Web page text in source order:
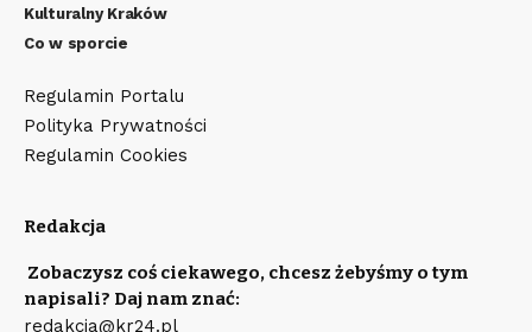
Kulturalny Kraków
Co w sporcie
Regulamin Portalu
Polityka Prywatności
Regulamin Cookies
Redakcja
Zobaczysz coś ciekawego, chcesz żebyśmy o tym
napisali? Daj nam znać:
redakcja@kr24.pl